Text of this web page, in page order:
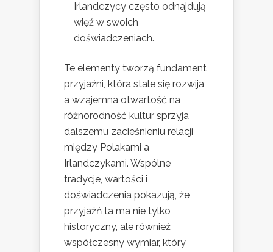
Irlandczycy często odnajdują
więź w swoich
doświadczeniach.
Te elementy tworzą fundament
przyjaźni, która stale się rozwija,
a wzajemna otwartość na
różnorodność kultur sprzyja
dalszemu zacieśnieniu relacji
między Polakami a
Irlandczykami. Wspólne
tradycje, wartości i
doświadczenia pokazują, że
przyjaźń ta ma nie tylko
historyczny, ale również
współczesny wymiar, który